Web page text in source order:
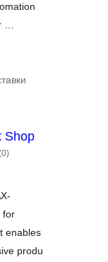
…
Shop
укупних
оцена
)
for
enables
produ